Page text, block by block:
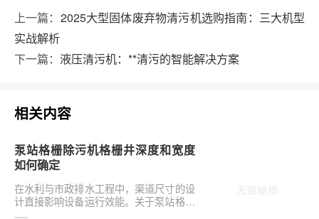
上一篇： 2025大型固体废弃物清污机选购指南：三大机型
实战解析
下一篇： 液压清污机：**清污的智能解决方案
相关内容
泵站格栅除污机格栅井深度和宽度
如何确定
在水利与市政排水工程中，渠道尺寸的设
计直接影响设备运行效能。关于泵站格栅
除污机格栅井深度和宽度如何确定，是前